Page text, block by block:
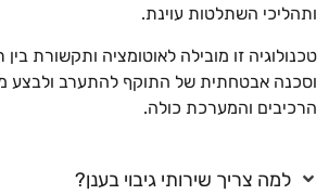
ותהליכי השתלטות עוינת.
טכנולוגיה זו מובילה לאוטומציה ותקשורת
וסכנה אבטחתית של התוקף להתערב ולבצע
הרכיבים והמערכת כולה.
למה צריך שירותי גיבוי בענן?